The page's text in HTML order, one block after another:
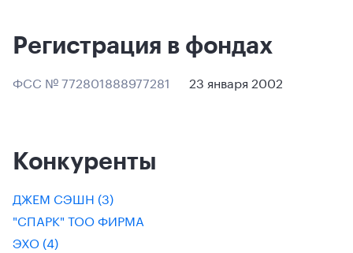
Регистрация в фондах
ФСС № 772801888977281 23 января 2002
Конкуренты
ДЖЕМ СЭШН (3)
"СПАРК" ТОО ФИРМА
ЭХО (4)